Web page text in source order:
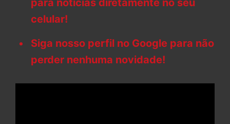
para notícias diretamente no seu
celular!
Siga nosso perfil no Google para não
perder nenhuma novidade!